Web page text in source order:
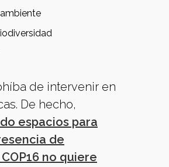
de intervenir en
De hecho,
espacios para
de
no quiere